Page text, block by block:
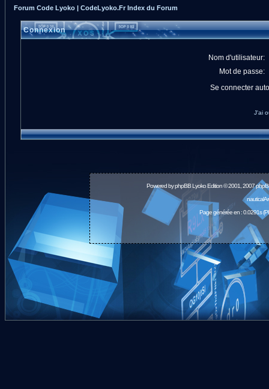
Forum Code Lyoko | CodeLyoko.Fr Index du Forum
Connexion
Nom d'utilisateur:
Mot de passe:
Se connecter
J'ai
Powered byphpBBLyoko Edition © 2001, 2007
Page générée en : 0.0291s